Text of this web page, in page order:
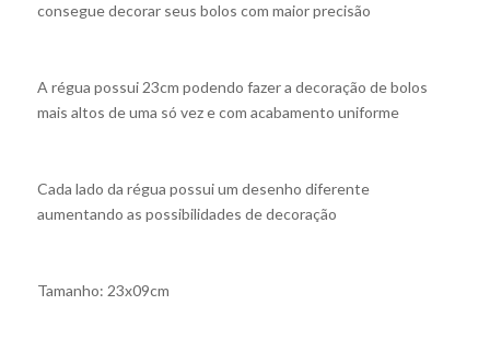
consegue decorar seus bolos com maior precisão
A régua possui 23cm podendo fazer a decoração de bolos
mais altos de uma só vez e com acabamento uniforme
Cada lado da régua possui um desenho diferente
aumentando as possibilidades de decoração
Tamanho: 23x09cm